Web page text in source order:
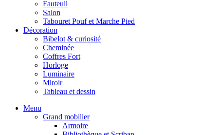
Fauteuil
Salon
Tabouret Pouf et Marche Pied
Décoration
Bibelot & curiosité
Cheminée
Coffres Fort
Horloge
Luminaire
Miroir
Tableau et dessin
Menu
Grand mobilier
Armoire